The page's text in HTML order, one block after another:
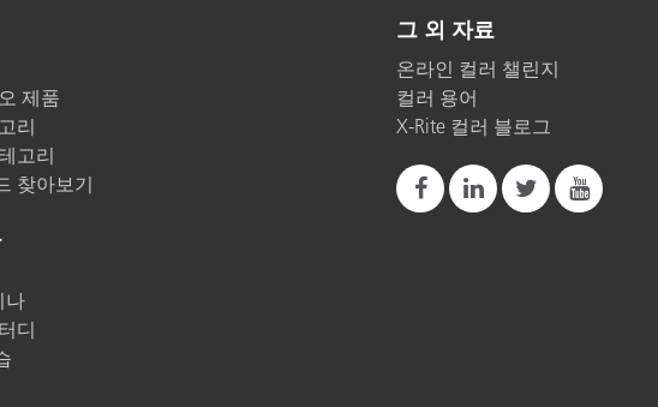
제품
리
고리
찾아보기
나
디
그 외 자료
온라인 컬러 챌린지
컬러 용어
X-Rite 컬러 블로그